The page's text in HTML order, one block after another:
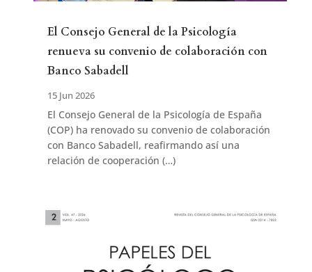
El Consejo General de la Psicología
renueva su convenio de colaboración con
Banco Sabadell
15 Jun 2026
El Consejo General de la Psicología de España
(COP) ha renovado su convenio de colaboración
con Banco Sabadell, reafirmando así una
relación de cooperación (…)